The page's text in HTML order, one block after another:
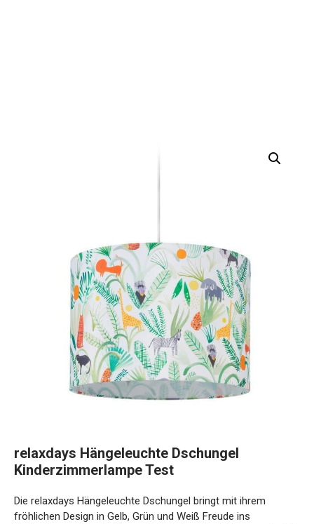
relaxdays Hängeleuchte Dschungel
Kinderzimmerlampe Test
Die relaxdays Hängeleuchte Dschungel bringt mit ihrem
fröhlichen Design in Gelb, Grün und Weiß Freude ins